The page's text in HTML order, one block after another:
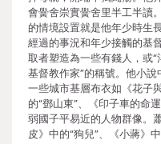
會黌舍崇實黌舍里半工半讀
的情境設置就是他年少時生
經過的事況和年少接觸的基
取者塑造為一些有錢人，或“
基督教作家”的稱號。他小
一些城市基層布衣如《花子
的“鄧山東”、《印子車的命
弱國子平易近的人物群像。
皮》中的“狗兒”、《小蔣》